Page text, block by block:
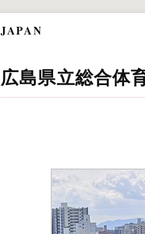
JAPAN
広島県立総合体